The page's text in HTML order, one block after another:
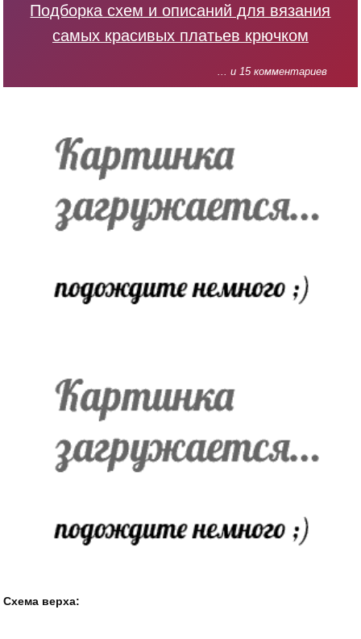
Подборка схем и описаний для вязания
самых красивых платьев крючком
... и 15 комментариев
Схема верха: